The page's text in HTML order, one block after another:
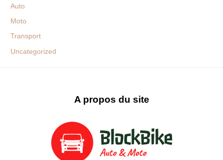
Auto
Moto
Transport
Uncategorized
A propos du site